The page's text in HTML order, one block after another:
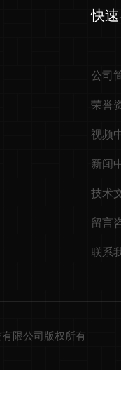
快
公司
荣誉
视频
新闻
技术
留言
联系
限公司版权所有